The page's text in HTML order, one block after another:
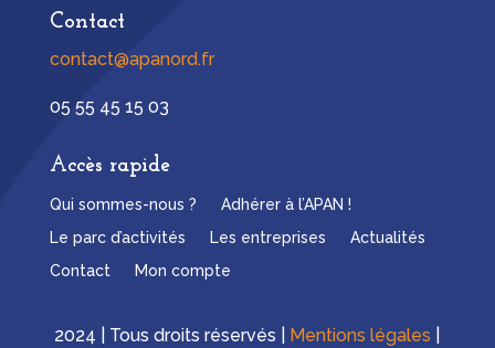
Contact
contact@apanord.fr
05 55 45 15 03
Accès rapide
Qui sommes-nous ?
Adhérer à l’APAN !
Le parc d’activités
Les entreprises
Actualités
Contact
Mon compte
2024 | Tous droits réservés | Mentions légales